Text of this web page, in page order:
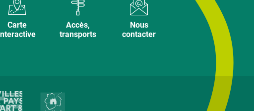
Carte
Accès,
transports
Nous
contacter